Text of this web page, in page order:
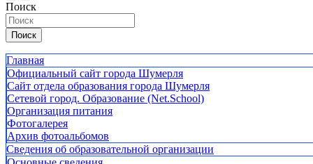
Поиск
Поиск
Главная
Официальный сайт города Шумерля
Сайт отдела образования города Шумерля
Сетевой город. Образование (Net.School)
Организация питания
Фотогалерея
Архив фотоальбомов
Сведения об образовательной организации